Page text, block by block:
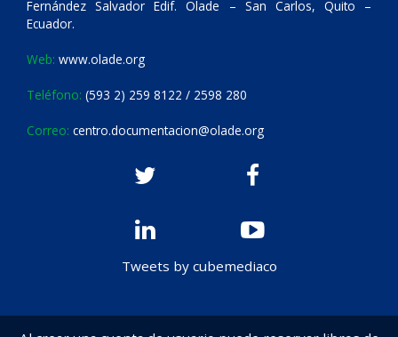
Fernández Salvador Edif. Olade – San Carlos, Quito –
Ecuador.
Web: www.olade.org
Teléfono: (593 2) 259 8122 / 2598 280
Correo: centro.documentacion@olade.org
Tweets by cubemediaco